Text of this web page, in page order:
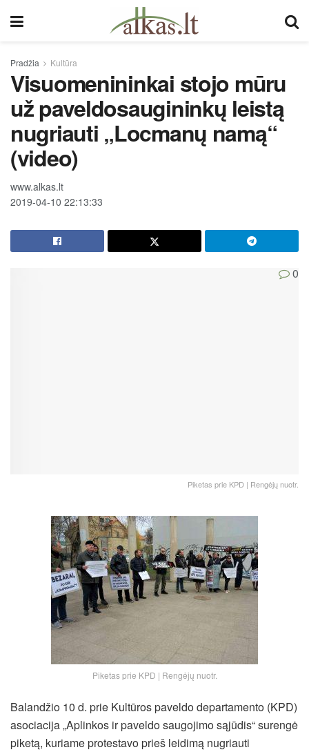
Pradžia Kultūra
Visuomenininkai stojo mūru
už paveldosaugininkų leistą
nugriauti „Locmanų namą“
(video)
www.alkas.lt
2019-04-10 22:13:33
0
Piketas prie KPD | Rengėjų nuotr.
Piketas prie KPD | Rengėjų nuotr.
Balandžio 10 d. prie Kultūros paveldo departamento (KPD)
asociacija „Aplinkos ir paveldo saugojimo sąjūdis“ surengė
piketą, kuriame protestavo prieš leidimą nugriauti